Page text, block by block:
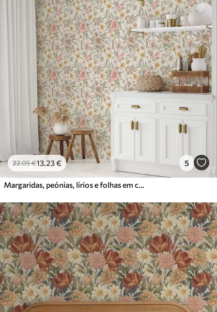
22.05€13.23€ 5
Margaridas, peónias, lírios e folhas em cores delicadas